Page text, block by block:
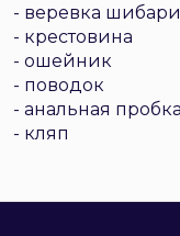
- веревка
- крестовина
- ошейник
- поводок
- анальная
- кляп